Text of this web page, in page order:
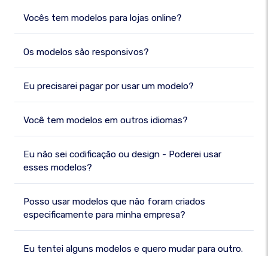
Vocês tem modelos para lojas online?
Os modelos são responsivos?
Eu precisarei pagar por usar um modelo?
Você tem modelos em outros idiomas?
Eu não sei codificação ou design - Poderei usar
esses modelos?
Posso usar modelos que não foram criados
especificamente para minha empresa?
Eu tentei alguns modelos e quero mudar para outro.